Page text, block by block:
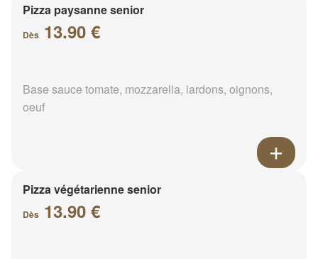
Pizza paysanne senior
Dès 13.90 €
Base sauce tomate, mozzarella, lardons, oignons,
oeuf
Pizza végétarienne senior
Dès 13.90 €